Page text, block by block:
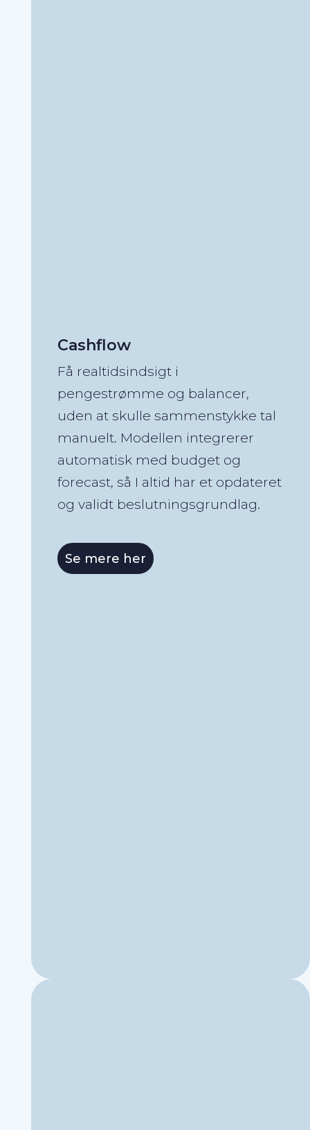
Cashflow
Få realtidsindsigt i
pengestrømme og balancer,
uden at skulle sammenstykke tal
manuelt. Modellen integrerer
automatisk med budget og
forecast, så I altid har et opdateret
og validt beslutningsgrundlag.
Se mere her